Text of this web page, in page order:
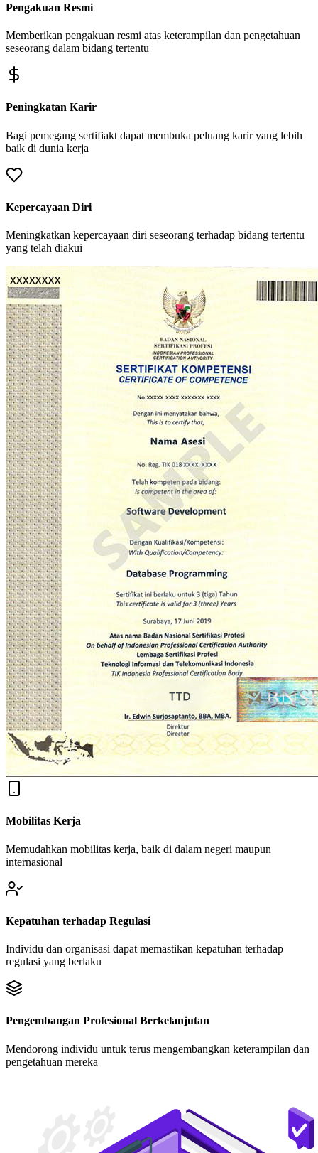
Pengakuan Resmi
Memberikan pengakuan resmi atas keterampilan dan pengetahuan
seseorang dalam bidang tertentu
Peningkatan Karir
Bagi pemegang sertifiakt dapat membuka peluang karir yang lebih
baik di dunia kerja
Kepercayaan Diri
Meningkatkan kepercayaan diri seseorang terhadap bidang tertentu
yang telah diakui
Mobilitas Kerja
Memudahkan mobilitas kerja, baik di dalam negeri maupun
internasional
Kepatuhan terhadap Regulasi
Individu dan organisasi dapat memastikan kepatuhan terhadap
regulasi yang berlaku
Pengembangan Profesional Berkelanjutan
Mendorong individu untuk terus mengembangkan keterampilan dan
pengetahuan mereka